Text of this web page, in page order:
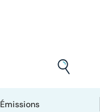
Émissions